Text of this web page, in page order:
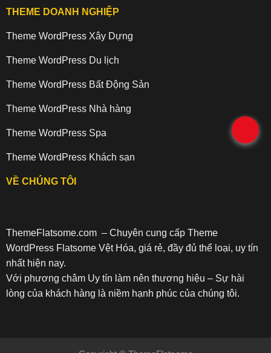
THEME DOANH NGHIỆP
Theme WordPress Xây Dựng
Theme WordPress Du lịch
Theme WordPress Bất Động Sản
Theme WordPress Nhà hàng
Theme WordPress Spa
Theme WordPress Khách sạn
VỀ CHÚNG TÔI
ThemeFlatsome.com– Chuyên cung cấp Theme
WordPress Flatsome Vệt Hóa, giá rẻ, đầy đủ thể loại, uy tín
nhất hiện nay.
Với phương châm Uy tín làm nên thương hiệu – Sự hài
lòng của khách hàng là niềm hạnh phúc của chúng tôi.